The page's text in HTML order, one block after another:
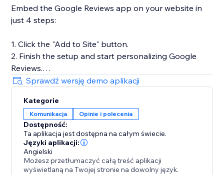
Embed the Google Reviews app on your website in
just 4 steps:
1. Click the "Add to Site" button.
2. Finish the setup and start personalizing Google
Reviews.
3. Select the desired widget template and add a
review source.
4. Preview the results, then hit "Publish."
To learn more, check out the comprehensive guide
about the embedding and creation processes in our
Help Center, or reach out to us—we will be happy to
assist you as always!
Sprawdź wersję demo aplikacji
Kategorie
Komunikacja Opinie i polecenia
Dostępność:
Ta aplikacja jest dostępna na całym świecie.
Języki aplikacji:
Angielski
Możesz przetłumaczyć całą treść aplikacji
wyświetlaną na Twojej stronie na dowolny język.